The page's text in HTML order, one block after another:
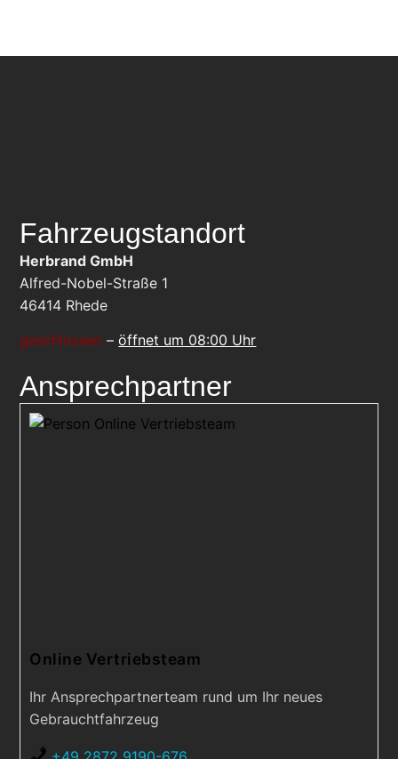
Fahrzeugstandort
Herbrand GmbH
Alfred-Nobel-Straße 1
46414 Rhede
geschlossen –öffnet um 08:00 Uhr
Ansprechpartner
Online Vertriebsteam
Ihr Ansprechpartnerteam rund um Ihr neues
Gebrauchtfahrzeug